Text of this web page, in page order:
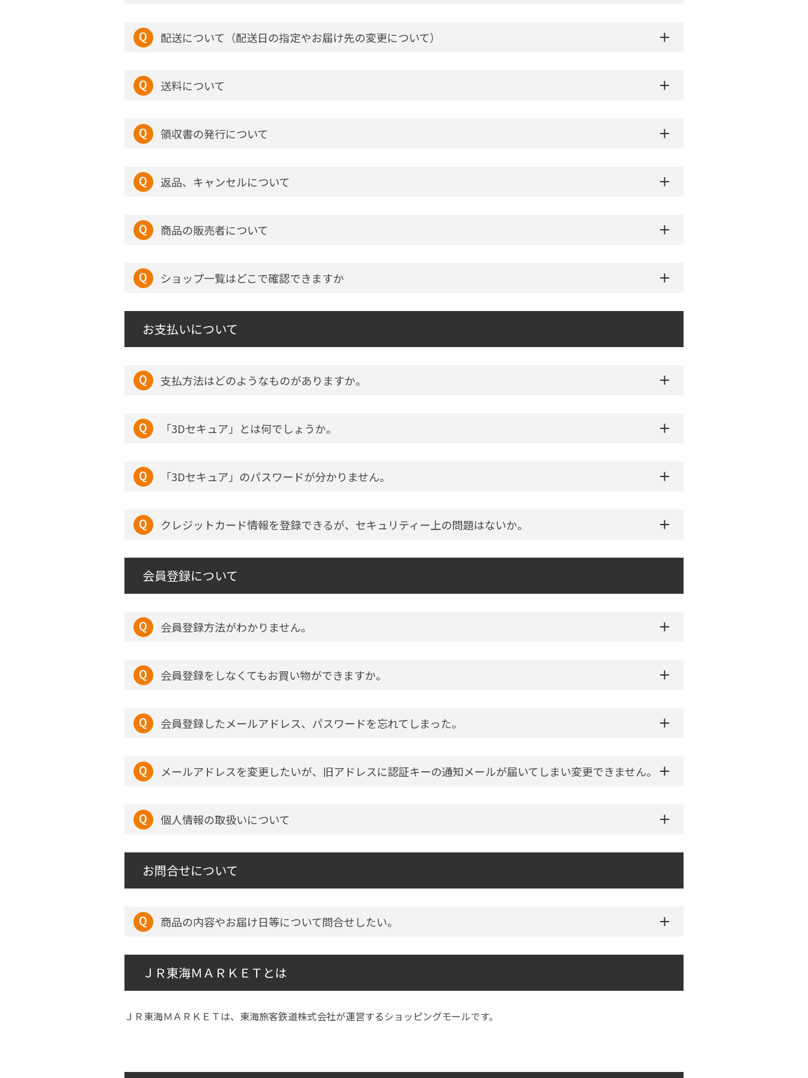
配送について（配送日の指定やお届け先の変更について）
送料について
領収書の発行について
返品、キャンセルについて
商品の販売者について
ショップ一覧はどこで確認できますか
お支払いについて
支払方法はどのようなものがありますか。
「3Dセキュア」とは何でしょうか。
「3Dセキュア」のパスワードが分かりません。
クレジットカード情報を登録できるが、セキュリティー上の問題はないか。
会員登録について
会員登録方法がわかりません。
会員登録をしなくてもお買い物ができますか。
会員登録したメールアドレス、パスワードを忘れてしまった。
メールアドレスを変更したいが、旧アドレスに認証キーの通知メールが届いてしまい変更できません。
個人情報の取扱いについて
お問合せについて
商品の内容やお届け日等について問合せしたい。
ＪＲ東海ＭＡＲＫＥＴとは
ＪＲ東海ＭＡＲＫＥＴは、東海旅客鉄道株式会社が運営するショッピングモールです。